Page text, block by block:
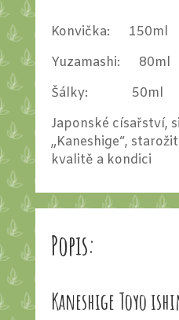
Konvička: 150ml
Yuzamashi: 80ml
Šálky: 50ml
Japonské císařství,
„Kaneshige“,
kvalitě a kondici
Popis:
Kaneshige Toyo